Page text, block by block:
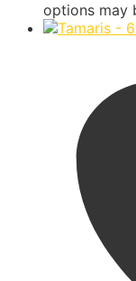
options may